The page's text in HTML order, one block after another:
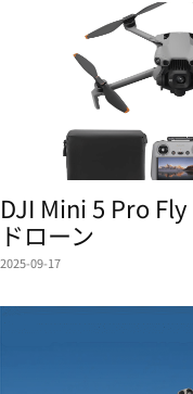
DJI Mini 5 Pro
ドローン
2025-09-17